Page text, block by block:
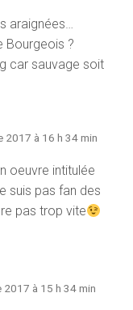
araignées…
Bourgeois ?
car sauvage soit
2017 à 16 h 34 min
oeuvre intitulée
suis pas fan des
pas trop vite
2017 à 15 h 34 min